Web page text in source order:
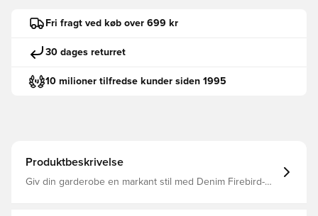
Fri fragt ved køb over 699 kr
30 dages returret
10 milioner tilfredse kunder siden 1995
Produktbeskrivelse
Giv din garderobe en markant stil med Denim Firebird-